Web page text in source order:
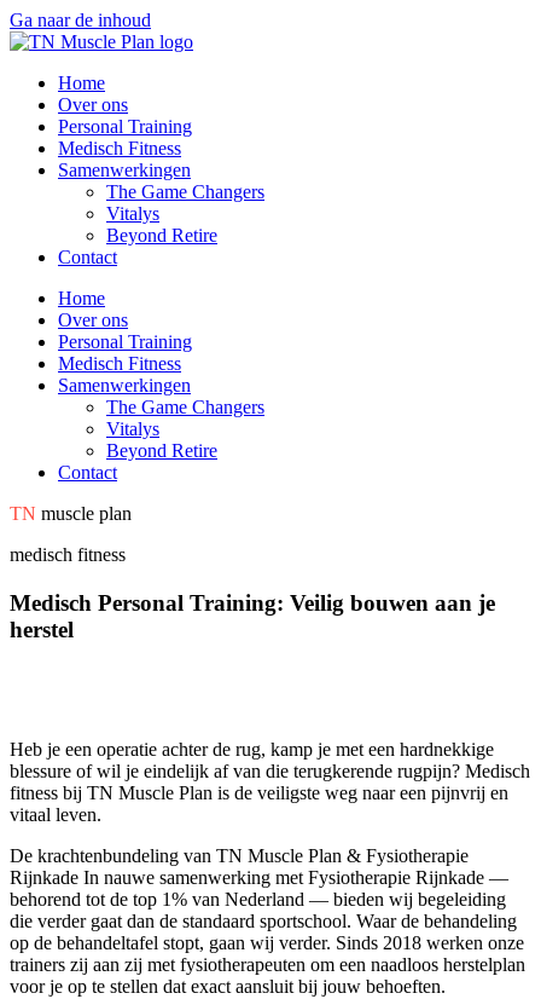
Ga naar de inhoud
Home
Over ons
Personal Training
Medisch Fitness
Samenwerkingen
The Game Changers
Vitalys
Beyond Retire
Contact
Home
Over ons
Personal Training
Medisch Fitness
Samenwerkingen
The Game Changers
Vitalys
Beyond Retire
Contact
TN muscle plan
medisch fitness
Medisch Personal Training: Veilig bouwen aan je
herstel
Heb je een operatie achter de rug, kamp je met een hardnekkige
blessure of wil je eindelijk af van die terugkerende rugpijn? Medisch
fitness bij TN Muscle Plan is de veiligste weg naar een pijnvrij en
vitaal leven.
De krachtenbundeling van TN Muscle Plan & Fysiotherapie
Rijnkade In nauwe samenwerking met Fysiotherapie Rijnkade —
behorend tot de top 1% van Nederland — bieden wij begeleiding
die verder gaat dan de standaard sportschool. Waar de behandeling
op de behandeltafel stopt, gaan wij verder. Sinds 2018 werken onze
trainers zij aan zij met fysiotherapeuten om een naadloos herstelplan
voor je op te stellen dat exact aansluit bij jouw behoeften.